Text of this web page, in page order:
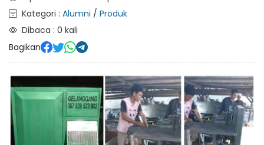
Kategori : Alumni / Produk
Dibaca : 0 kali
Bagikan